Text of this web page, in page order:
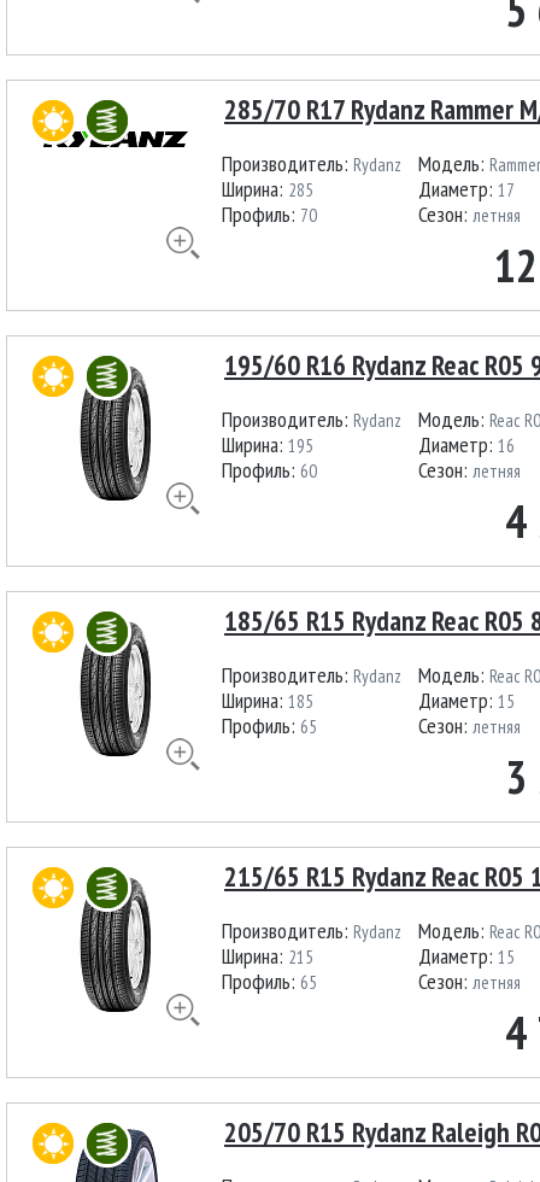
285/70 R17 Rydanz Rammer
Производитель: Rydanz
Ширина: 285
Профиль: 70
Модель:
Диаметр: 17
Сезон: летняя
195/60 R16 Rydanz Reac R05
Производитель: Rydanz
Ширина: 195
Профиль: 60
Модель: Reac
Диаметр: 16
Сезон: летняя
185/65 R15 Rydanz Reac R05
Производитель: Rydanz
Ширина: 185
Профиль: 65
Модель: Reac
Диаметр: 15
Сезон: летняя
215/65 R15 Rydanz Reac R05
Производитель: Rydanz
Ширина: 215
Профиль: 65
Модель: Reac
Диаметр: 15
Сезон: летняя
205/70 R15 Rydanz Raleigh